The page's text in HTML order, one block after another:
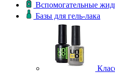
Вспомогательные
Базы для гель-лака